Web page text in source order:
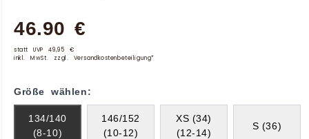
46.90 €
statt UVP 49,95 €
inkl. MwSt. zzgl. Versandkostenbeteiligung*
Größe wählen:
134/140
(8-10)
146/152
(10-12)
XS (34)
(12-14)
S (36)